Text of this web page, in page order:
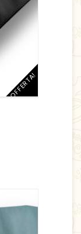
IN OFFERTA!